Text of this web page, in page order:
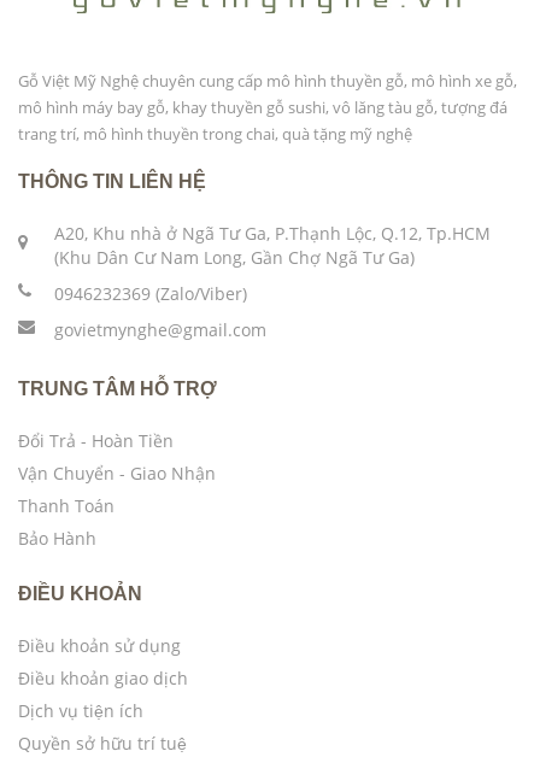
Gỗ Việt Mỹ Nghệ chuyên cung cấp mô hình thuyền gỗ, mô hình xe gỗ,
mô hình máy bay gỗ, khay thuyền gỗ sushi, vô lăng tàu gỗ, tượng đá
trang trí, mô hình thuyền trong chai, quà tặng mỹ nghệ
THÔNG TIN LIÊN HỆ
A20, Khu nhà ở Ngã Tư Ga, P.Thạnh Lộc, Q.12, Tp.HCM
(Khu Dân Cư Nam Long, Gần Chợ Ngã Tư Ga)
0946232369 (Zalo/Viber)
govietmynghe@gmail.com
TRUNG TÂM HỖ TRỢ
Đổi Trả - Hoàn Tiền
Vận Chuyển - Giao Nhận
Thanh Toán
Bảo Hành
ĐIỀU KHOẢN
Điều khoản sử dụng
Điều khoản giao dịch
Dịch vụ tiện ích
Quyền sở hữu trí tuệ